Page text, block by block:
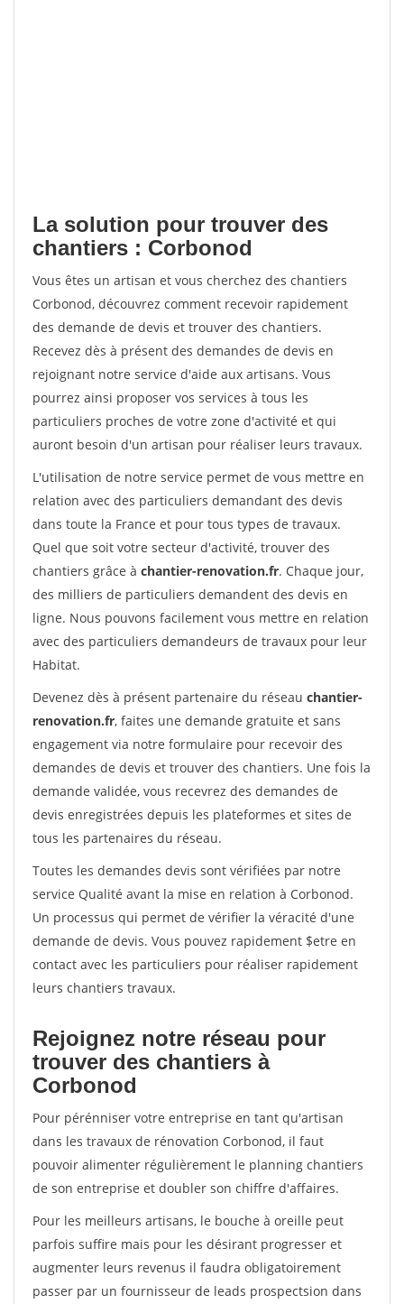
La solution pour trouver des
chantiers : Corbonod
Vous êtes un artisan et vous cherchez des chantiers
Corbonod, découvrez comment recevoir rapidement
des demande de devis et trouver des chantiers.
Recevez dès à présent des demandes de devis en
rejoignant notre service d'aide aux artisans. Vous
pourrez ainsi proposer vos services à tous les
particuliers proches de votre zone d'activité et qui
auront besoin d'un artisan pour réaliser leurs travaux.
L'utilisation de notre service permet de vous mettre en
relation avec des particuliers demandant des devis
dans toute la France et pour tous types de travaux.
Quel que soit votre secteur d'activité, trouver des
chantiers grâce à chantier-renovation.fr. Chaque jour,
des milliers de particuliers demandent des devis en
ligne. Nous pouvons facilement vous mettre en relation
avec des particuliers demandeurs de travaux pour leur
Habitat.
Devenez dès à présent partenaire du réseau chantier-
renovation.fr, faites une demande gratuite et sans
engagement via notre formulaire pour recevoir des
demandes de devis et trouver des chantiers. Une fois la
demande validée, vous recevrez des demandes de
devis enregistrées depuis les plateformes et sites de
tous les partenaires du réseau.
Toutes les demandes devis sont vérifiées par notre
service Qualité avant la mise en relation à Corbonod.
Un processus qui permet de vérifier la véracité d'une
demande de devis. Vous pouvez rapidement $etre en
contact avec les particuliers pour réaliser rapidement
leurs chantiers travaux.
Rejoignez notre réseau pour
trouver des chantiers à
Corbonod
Pour pérénniser votre entreprise en tant qu'artisan
dans les travaux de rénovation Corbonod, il faut
pouvoir alimenter régulièrement le planning chantiers
de son entreprise et doubler son chiffre d'affaires.
Pour les meilleurs artisans, le bouche à oreille peut
parfois suffire mais pour les désirant progresser et
augmenter leurs revenus il faudra obligatoirement
passer par un fournisseur de leads prospectsion dans